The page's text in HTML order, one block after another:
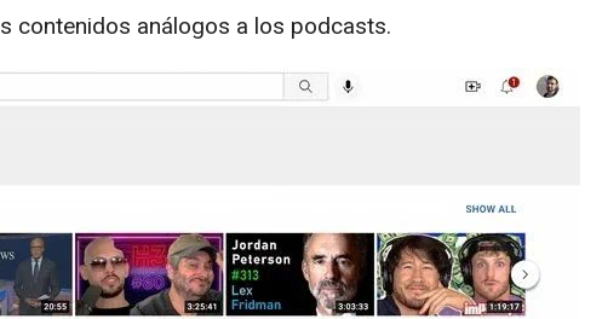
contenidos análogos a los podcasts.